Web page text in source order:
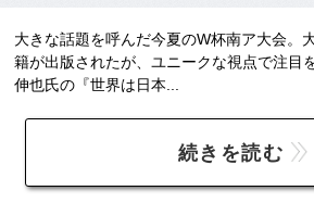
大きな話題を呼んだ今夏のW杯南ア大会。
籍が出版されたが、ユニークな視点で注目
伸也氏の『世界は日本...
続きを読む